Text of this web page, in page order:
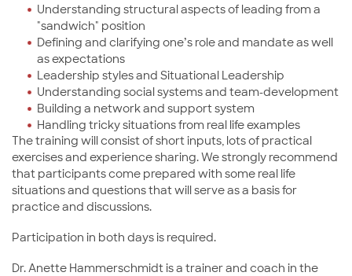
Understanding structural aspects of leading from a
"sandwich" position
Defining and clarifying one’s role and mandate as well
as expectations
Leadership styles and Situational Leadership
Understanding social systems and team-development
Building a network and support system
Handling tricky situations from real life examples
The training will consist of short inputs, lots of practical
exercises and experience sharing. We strongly recommend
that participants come prepared with some real life
situations and questions that will serve as a basis for
practice and discussions.
Participation in both days is required.
Dr. Anette Hammerschmidt is a trainer and coach in the